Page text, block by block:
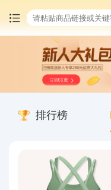
中国商品代购
集运服务排行榜